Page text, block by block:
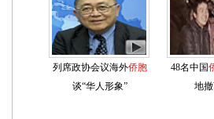
列席政协会议海外侨胞
谈“华人形象”
48名中国
地